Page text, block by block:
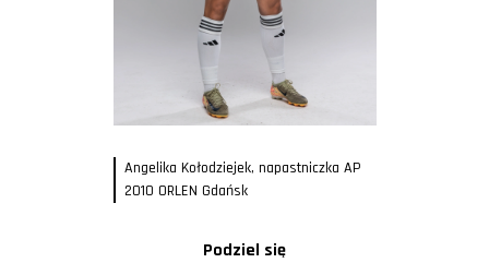
Angelika Kołodziejek, napastniczka AP
2010 ORLEN Gdańsk
Podziel się